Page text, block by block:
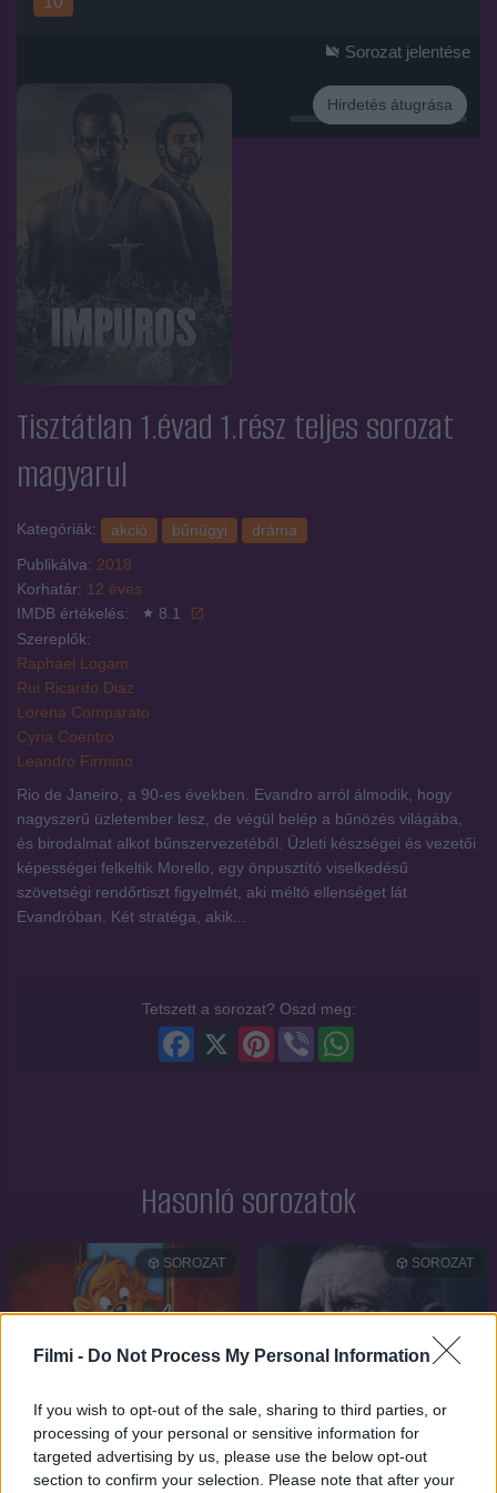
Filmi - Do Not Process My Personal Information
If you wish to opt-out of the sale, sharing to third parties, or
processing of your personal or sensitive information for
targeted advertising by us, please use the below opt-out
section to confirm your selection. Please note that after your
Hirdetés átugrása
Sorozat jelentése
Tisztátlan 1.évad 1.rész teljes sorozat
magyarul
Kategóriák: akció bűnügyi
dráma
Publikálva: 2018
Korhatár: 12 éves
IMDB értékelés:
8.1
Szereplők:
Raphael Logam
Rui Ricardo Diaz
Lorena Comparato
Cyria Coentro
Leandro Firmino
Rio de Janeiro, a 90-es években. Evandro arról álmodik, hogy
nagyszerű üzletember lesz, de végül belép a bűnözés világába,
és birodalmat alkot bűnszervezetéből. Üzleti készségei és vezetői
képességei felkeltik Morello, egy önpusztító viselkedésű
szövetségi rendőrtiszt figyelmét, aki méltó ellenséget lát
Evandróban. Két stratéga, akik...
Tetszett a sorozat? Oszd meg:
Viber
Pinterest
Facebook
Hasonló sorozatok
SOROZAT SOROZAT